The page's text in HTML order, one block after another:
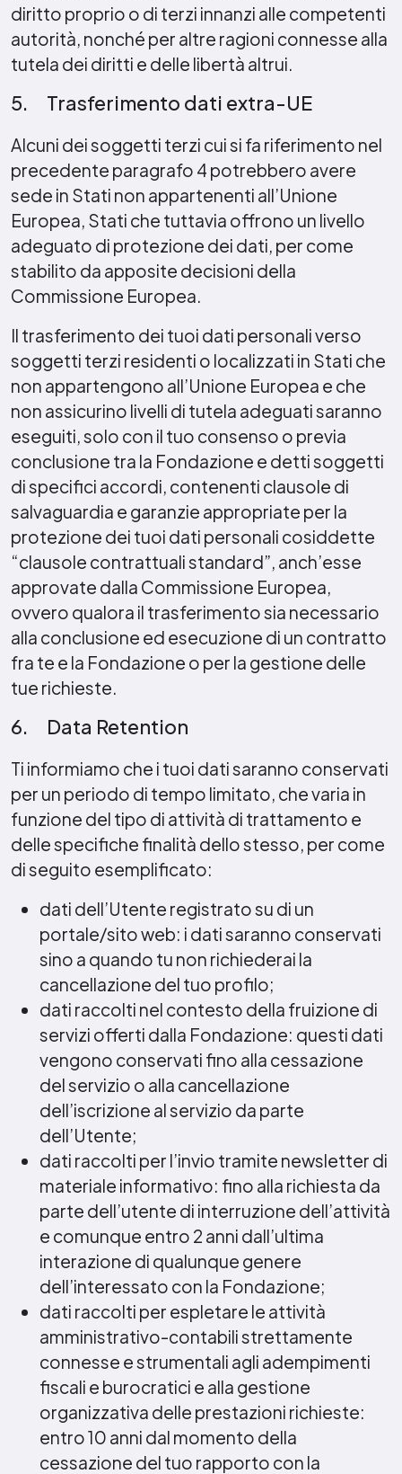
diritto proprio o di terzi innanzi alle competenti
autorità, nonché per altre ragioni connesse alla
tutela dei diritti e delle libertà altrui.
5. Trasferimento dati extra-UE
Alcuni dei soggetti terzi cui si fa riferimento nel
precedente paragrafo 4 potrebbero avere
sede in Stati non appartenenti all’Unione
Europea, Stati che tuttavia offrono un livello
adeguato di protezione dei dati, per come
stabilito da apposite decisioni della
Commissione Europea.
Il trasferimento dei tuoi dati personali verso
soggetti terzi residenti o localizzati in Stati che
non appartengono all’Unione Europea e che
non assicurino livelli di tutela adeguati saranno
eseguiti, solo con il tuo consenso o previa
conclusione tra la Fondazione e detti soggetti
di specifici accordi, contenenti clausole di
salvaguardia e garanzie appropriate per la
protezione dei tuoi dati personali cosiddette
“clausole contrattuali standard”, anch’esse
approvate dalla Commissione Europea,
ovvero qualora il trasferimento sia necessario
alla conclusione ed esecuzione di un contratto
fra te e la Fondazione o per la gestione delle
tue richieste.
6. Data Retention
Ti informiamo che i tuoi dati saranno conservati
per un periodo di tempo limitato, che varia in
funzione del tipo di attività di trattamento e
delle specifiche finalità dello stesso, per come
di seguito esemplificato:
dati dell’Utente registrato su di un
portale/sito web: i dati saranno conservati
sino a quando tu non richiederai la
cancellazione del tuo profilo;
dati raccolti nel contesto della fruizione di
servizi offerti dalla Fondazione: questi dati
vengono conservati fino alla cessazione
del servizio o alla cancellazione
dell’iscrizione al servizio da parte
dell’Utente;
dati raccolti per l’invio tramite newsletter di
materiale informativo: fino alla richiesta da
parte dell’utente di interruzione dell’attività
e comunque entro 2 anni dall’ultima
interazione di qualunque genere
dell’interessato con la Fondazione;
dati raccolti per espletare le attività
amministrativo-contabili strettamente
connesse e strumentali agli adempimenti
fiscali e burocratici e alla gestione
organizzativa delle prestazioni richieste:
entro 10 anni dal momento della
cessazione del tuo rapporto con la